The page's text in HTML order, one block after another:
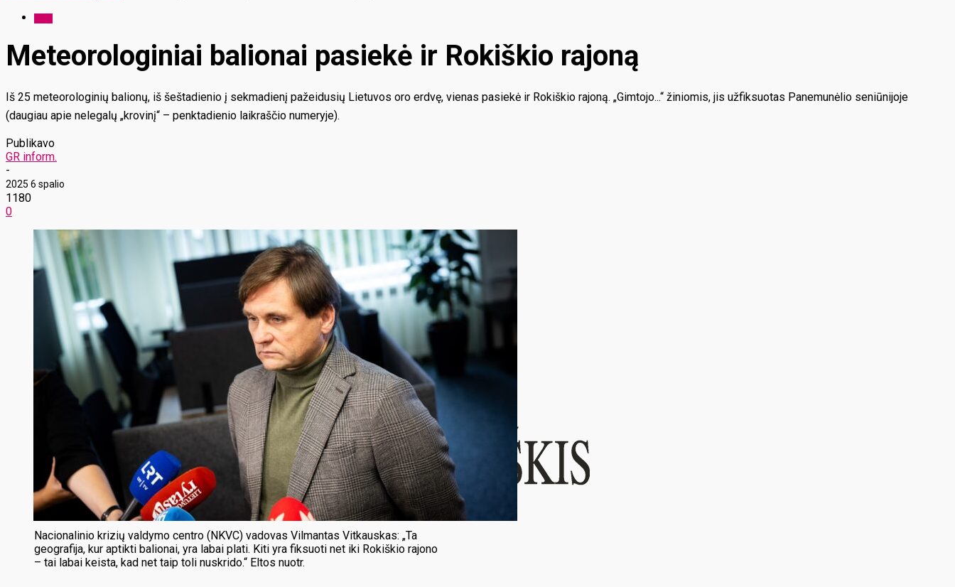
Meteorologiniai balionai pasiekė ir Rokiškio rajoną
Iš 25 meteorologinių balionų, iš šeštadienio į sekmadienį pažeidusių Lietuvos oro erdvę, vienas pasiekė ir Rokiškio rajoną. „Gimtojo...“ žiniomis, jis užfiksuotas Panemunėlio seniūnijoje
(daugiau apie nelegalų „krovinį“ – penktadienio laikraščio numeryje).
Publikavo
GR inform.
-
2025 6 spalio
1180
0
Nacionalinio krizių valdymo centro (NKVC) vadovas Vilmantas Vitkauskas: „Ta
geografija, kur aptikti balionai, yra labai plati. Kiti yra fiksuoti net iki Rokiškio rajono
– tai labai keista, kad net taip toli nuskrido.“ Eltos nuotr.